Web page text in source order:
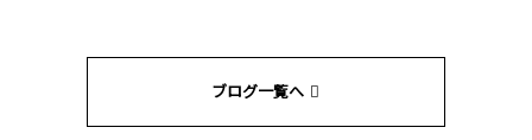
ブログ一覧へ